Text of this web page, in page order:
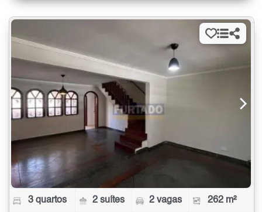
3 quartos 2 suítes 2 vagas 262 m²